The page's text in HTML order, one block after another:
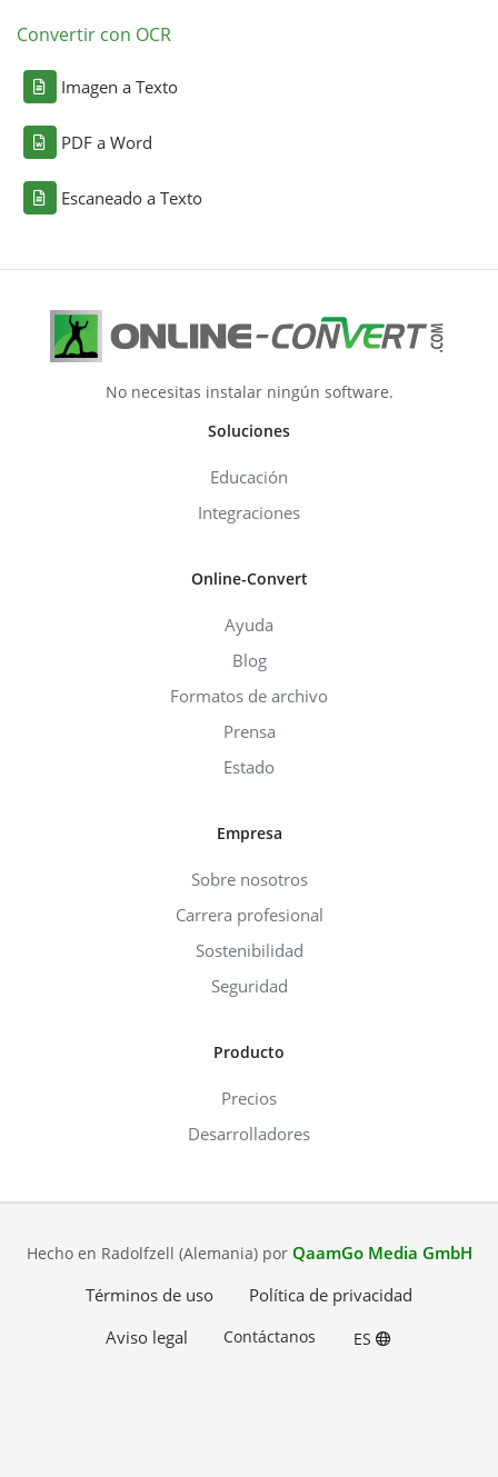
Convertir con OCR
Imagen a Texto
PDF a Word
Escaneado a Texto
No necesitas instalar ningún software.
Soluciones
Educación
Integraciones
Online-Convert
Ayuda
Blog
Formatos de archivo
Prensa
Estado
Empresa
Sobre nosotros
Carrera profesional
Sostenibilidad
Seguridad
Producto
Precios
Desarrolladores
Hecho en Radolfzell (Alemania) por QaamGo Media GmbH
Términos de uso
Política de privacidad
Aviso legal
Contáctanos ES